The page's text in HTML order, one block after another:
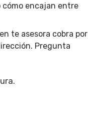
encajan entre
te asesora cobra por
Pregunta